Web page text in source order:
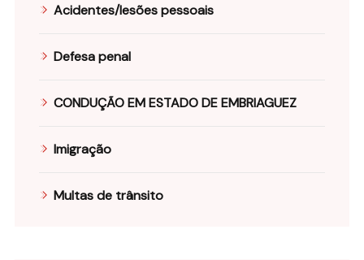
Acidentes/lesões pessoais
Defesa penal
CONDUÇÃO EM ESTADO DE EMBRIAGUEZ
Imigração
Multas de trânsito